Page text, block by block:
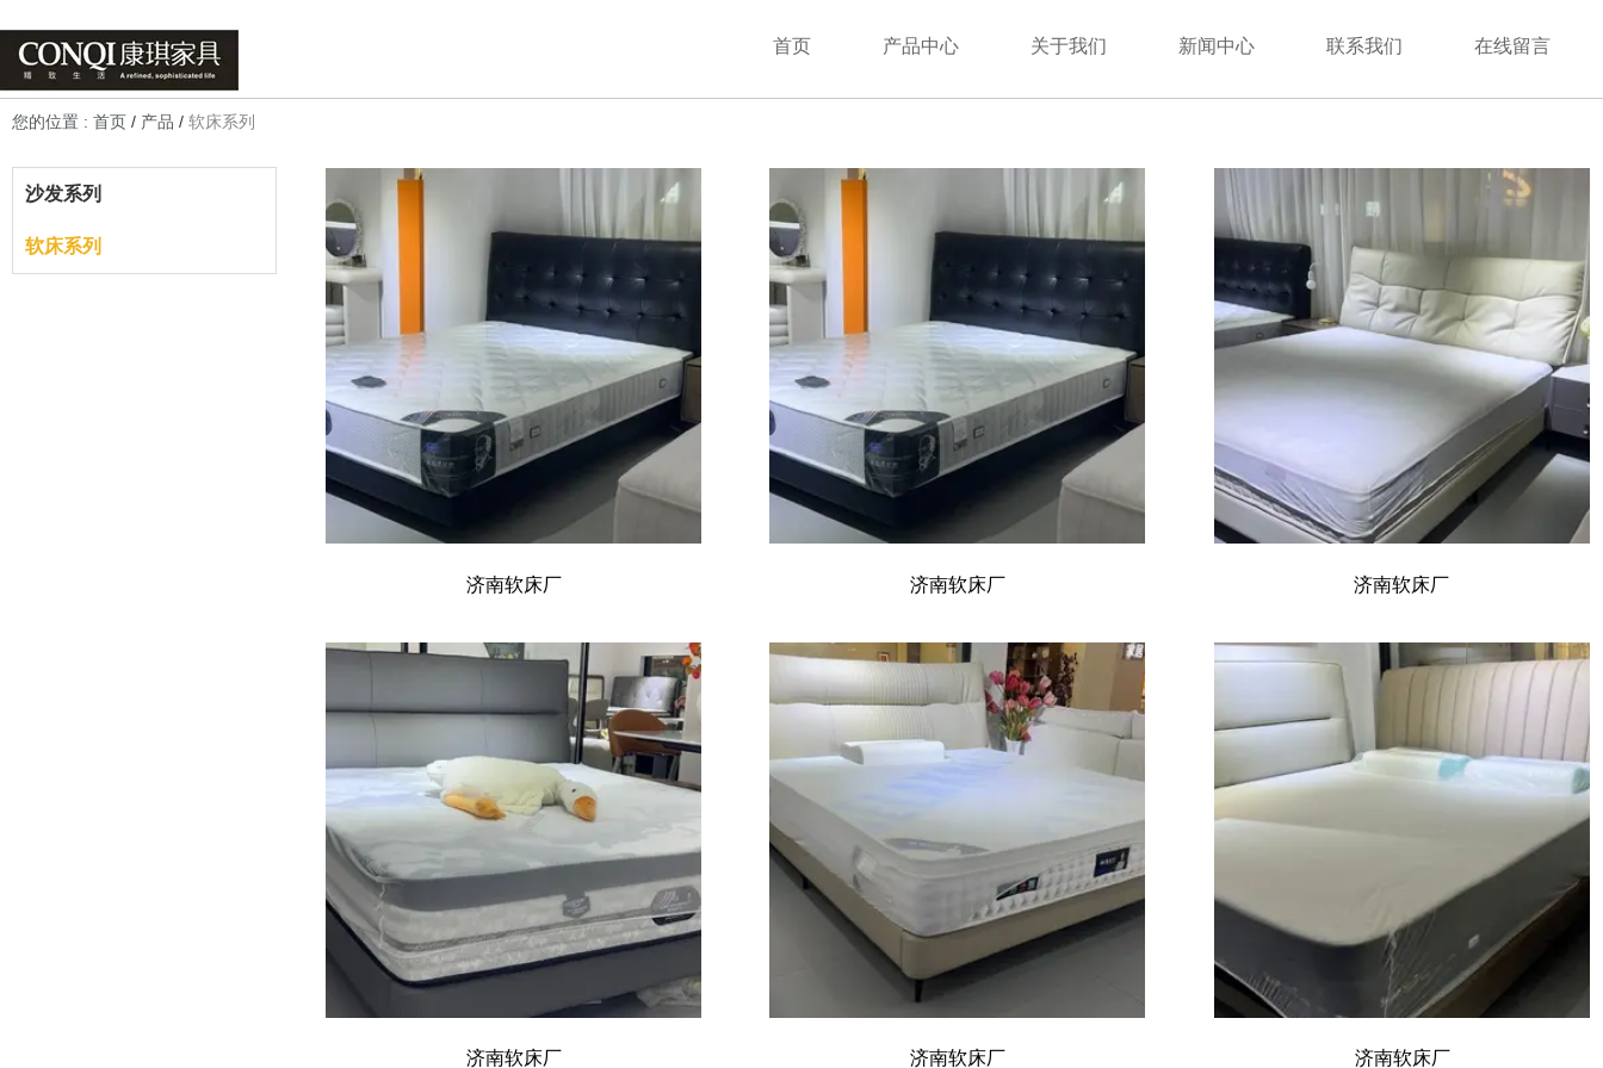
首页 产品中心 关于我们 新闻中心 联系我们 在线留言
您的位置 : 首页 / 产品 / 软床系列
沙发系列
软床系列
济南软床厂 济南软床厂 济南软床厂
济南软床厂 济南软床厂 济南软床厂